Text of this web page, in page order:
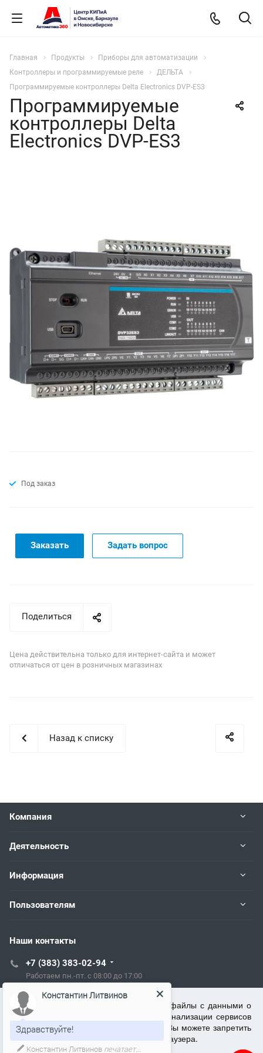
Главная Продукты
Приборы для автоматизации
Контроллеры и программируемые реле
ДЕЛЬТА
Программируемые контроллеры Delta Electronics DVP-ES3
Программируемые
контроллеры Delta
Electronics DVP-ES3
Под заказ
Заказать Задать вопрос
Поделиться
Цена действительна только для интернет-сайта и может
отличаться от цен в розничных магазинах
Назад к списку
Компания
Деятельность
Информация
Пользователям
Наши контакты
+7 (383) 383-02-94
Работаем пн.-пт. с 08:00 до 17:00
tech@kip.su
Новосибирск, Немировича-Данченко, 128/1
ООО ТСЦ "Рэлсиб" использует cookie (файлы с данными о
прошлых посещениях сайта) для персонализации сервисов
и повышения удобства пользователей. Вы можете запретить
обработку cookie в настройках своего браузера.
Константин Литвинов
Здравствуйте!
Константин Литвинов печатает...